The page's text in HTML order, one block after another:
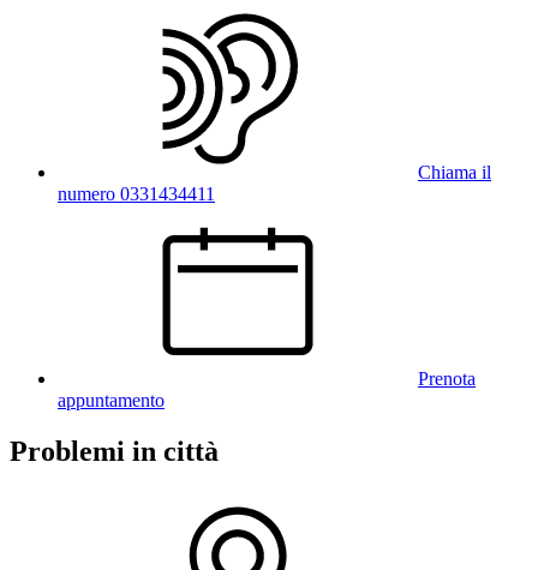
Chiama il
numero 0331434411
Prenota
appuntamento
Problemi in città